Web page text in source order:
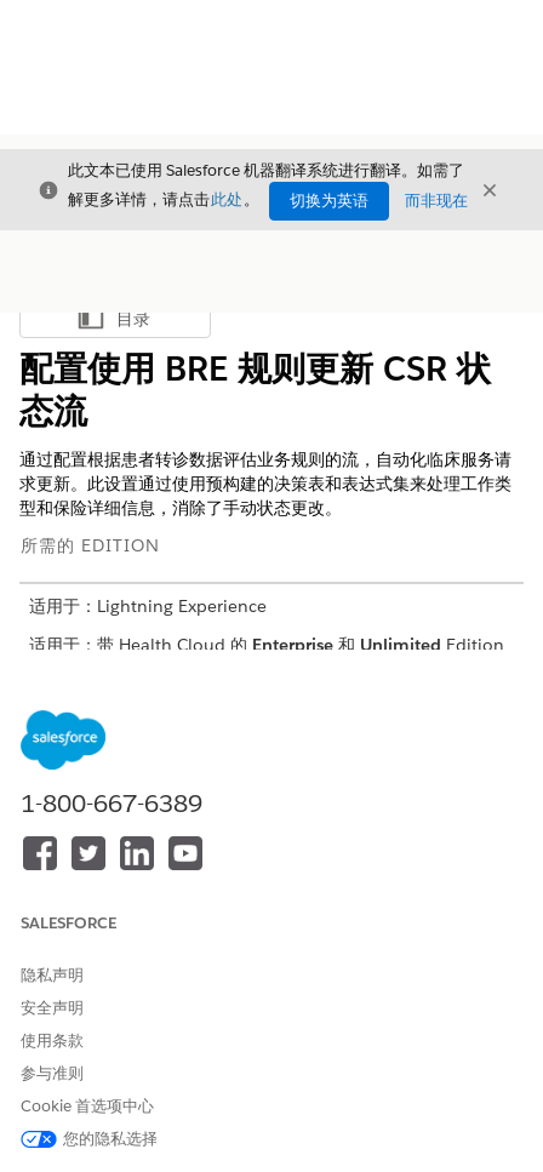
关闭
此文本已使用 Salesforce 机器翻译系统进行翻译。如需了
解更多详情，请点击此处。 切换为英语 而非现在 关闭
显示目录
目录
配置使用 BRE 规则更新 CSR 状
态流
通过配置根据患者转诊数据评估业务规则的流，自动化临床服务请
求更新。此设置通过使用预构建的决策表和表达式集来处理工作类
型和保险详细信息，消除了手动状态更改。
所需的 EDITION
适用于：Lightning Experience
适用于：带 Health Cloud 的 Enterprise 和 Unlimited Edition
管理选项列表值：
编辑或激活流：
创建、编辑、激活和删除表达
式集或决策表：
可证（BRERuntimeAddOn
复制
添加
个标题：WorkType、CSRStatusReason、InsuranceStatus 和
CSRStatus。
将这些精确值添加到临床服务请求状态选项列表中。
新建
等待回复
1-800-667-6389
SALESFORCE
隐私声明
安全声明
使用条款
参与准则
Cookie 首选项中心
您的隐私选择